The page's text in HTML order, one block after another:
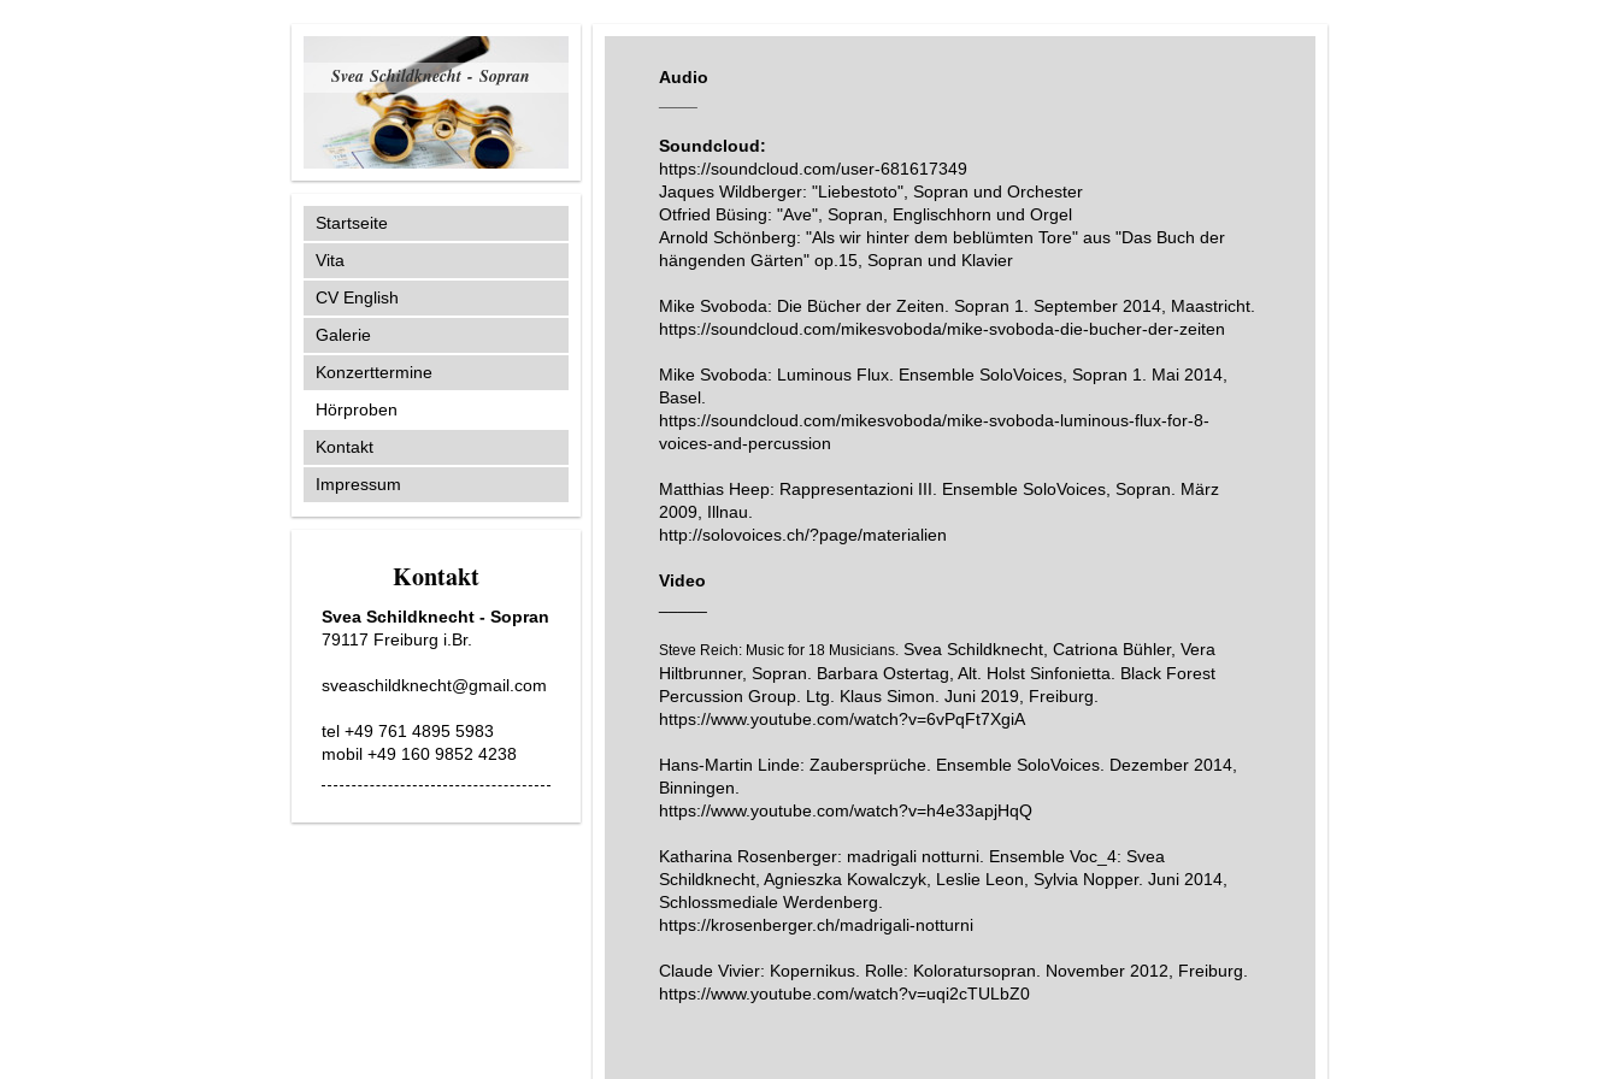
Svea Schildknecht - Sopran
Startseite
Vita
CV English
Galerie
Konzerttermine
Hörproben
Kontakt
Impressum
Kontakt
Svea Schildknecht - Sopran
79117 Freiburg i.Br.
sveaschildknecht@gmail.com
tel +49 761 4895 5983
mobil +49 160 9852 4238
Audio
Soundcloud:
https://soundcloud.com/user-681617349
Jaques Wildberger: "Liebestoto", Sopran und Orchester
Otfried Büsing: "Ave", Sopran, Englischhorn und Orgel
Arnold Schönberg: "Als wir hinter dem beblümten Tore" aus "Das Buch der
hängenden Gärten" op.15, Sopran und Klavier
Mike Svoboda: Die Bücher der Zeiten. Sopran 1. September 2014, Maastricht.
https://soundcloud.com/mikesvoboda/mike-svoboda-die-bucher-der-zeiten
Mike Svoboda: Luminous Flux. Ensemble SoloVoices, Sopran 1. Mai 2014,
Basel.
https://soundcloud.com/mikesvoboda/mike-svoboda-luminous-flux-for-8-
voices-and-percussion
Matthias Heep: Rappresentazioni III. Ensemble SoloVoices, Sopran. März
2009, Illnau.
http://solovoices.ch/?page/materialien
Video
Steve Reich: Music for 18 Musicians. Svea Schildknecht, Catriona Bühler, Vera
Hiltbrunner, Sopran. Barbara Ostertag, Alt. Holst Sinfonietta. Black Forest
Percussion Group. Ltg. Klaus Simon. Juni 2019, Freiburg.
https://www.youtube.com/watch?v=6vPqFt7XgiA
Hans-Martin Linde: Zaubersprüche. Ensemble SoloVoices. Dezember 2014,
Binningen.
https://www.youtube.com/watch?v=h4e33apjHqQ
Katharina Rosenberger: madrigali notturni. Ensemble Voc_4: Svea
Schildknecht, Agnieszka Kowalczyk, Leslie Leon, Sylvia Nopper. Juni 2014,
Schlossmediale Werdenberg.
https://krosenberger.ch/madrigali-notturni
Claude Vivier: Kopernikus. Rolle: Koloratursopran. November 2012, Freiburg.
https://www.youtube.com/watch?v=uqi2cTULbZ0